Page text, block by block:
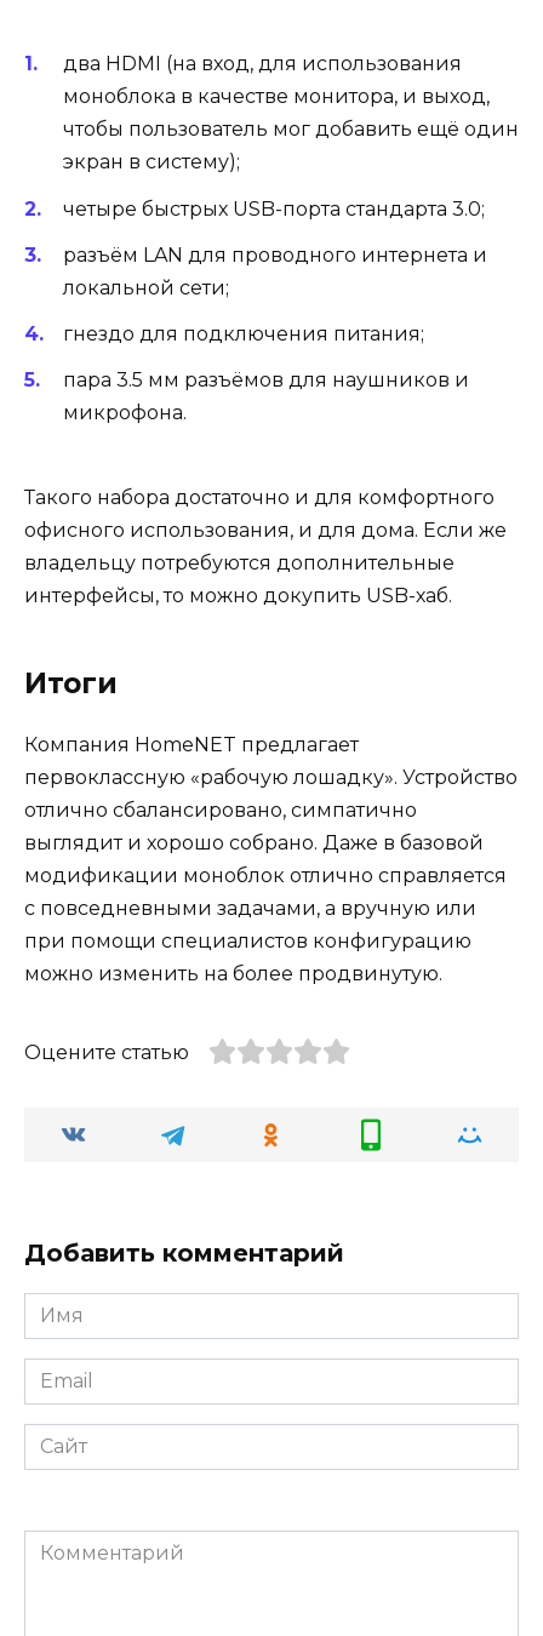
два HDMI (на вход, для использования
моноблока в качестве монитора, и выход,
чтобы пользователь мог добавить ещё один
экран в систему);
четыре быстрых USB-порта стандарта 3.0;
разъём LAN для проводного интернета и
локальной сети;
гнездо для подключения питания;
пара 3.5 мм разъёмов для наушников и
микрофона.
Такого набора достаточно и для комфортного
офисного использования, и для дома. Если же
владельцу потребуются дополнительные
интерфейсы, то можно докупить USB-хаб.
Итоги
Компания HomeNET предлагает
первоклассную «рабочую лошадку». Устройство
отлично сбалансировано, симпатично
выглядит и хорошо собрано. Даже в базовой
модификации моноблок отлично справляется
с повседневными задачами, а вручную или
при помощи специалистов конфигурацию
можно изменить на более продвинутую.
Оцените статью
Добавить комментарий
Имя
*
Email
*
Сайт
Комментарий